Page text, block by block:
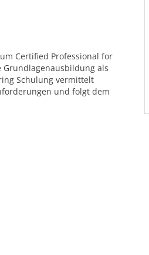
Certified Professional for
Grundlagenausbildung als
Schulung vermittelt
und folgt dem